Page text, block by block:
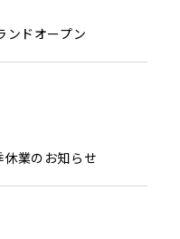
ンドオープン
休業のお知らせ